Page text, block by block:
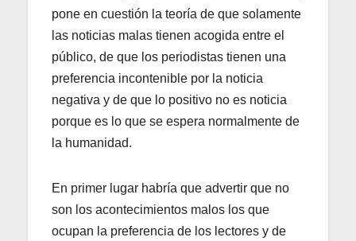
pone en cuestión la teoría de que solamente
las noticias malas tienen acogida entre el
público, de que los periodistas tienen una
preferencia incontenible por la noticia
negativa y de que lo positivo no es noticia
porque es lo que se espera normalmente de
la humanidad.
En primer lugar habría que advertir que no
son los acontecimientos malos los que
ocupan la preferencia de los lectores y de